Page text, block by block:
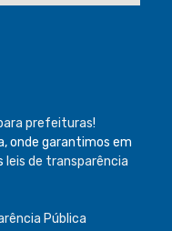
prefeituras!
onde garantimos em
leis de transparência
Pública